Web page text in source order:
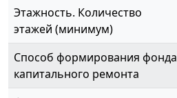
Этажность. Количество
этажей (минимум)
Способ формирования фонда
капитального ремонта